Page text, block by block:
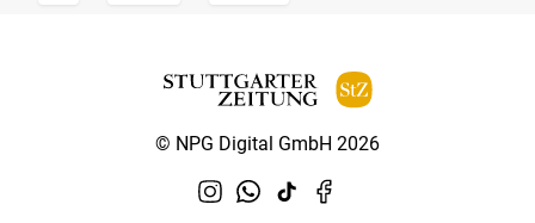
© NPG Digital GmbH 2026